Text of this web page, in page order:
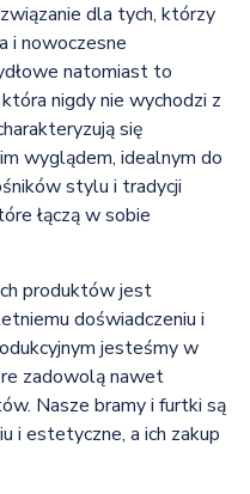
dla tych, którzy
i nowoczesne
natomiast to
nigdy nie wychodzi z
się
wyglądem, idealnym do
stylu i tradycji
łączą w sobie
produktów jest
doświadczeniu i
jesteśmy w
zadowolą nawet
Nasze bramy i furtki są
i estetyczne, a ich zakup